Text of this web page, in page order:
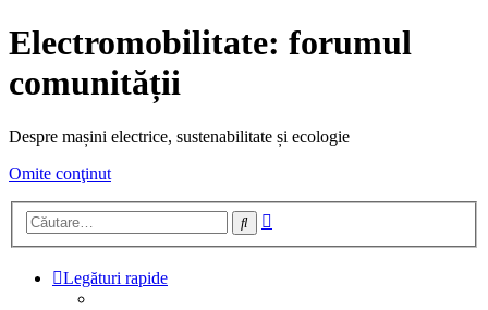
Electromobilitate: forumul
comunității
Despre mașini electrice, sustenabilitate și ecologie
Omite conţinut
Căutare
Legături rapide